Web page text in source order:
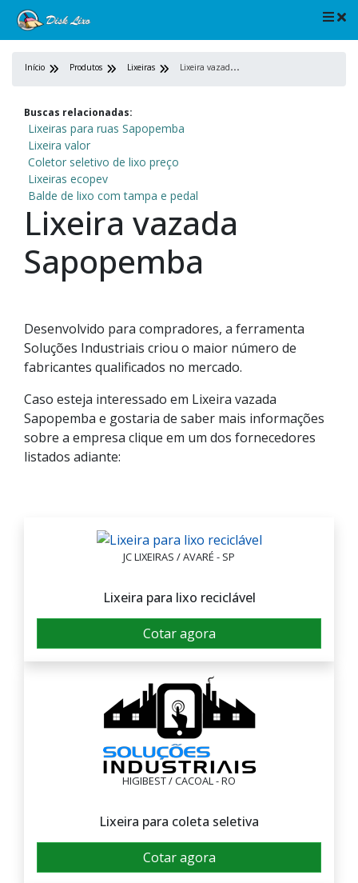
Início Produtos Lixeiras L
ixeira vazada Sapopemba
Buscas relacionadas:
Lixeiras para ruas Sapopemba
Lixeira valor
Coletor seletivo de lixo preço
Lixeiras ecopev
Balde de lixo com tampa e pedal
Lixeira vazada
Sapopemba
Desenvolvido para compradores, a ferramenta
Soluções Industriais criou o maior número de
fabricantes qualificados no mercado.
Caso esteja interessado em Lixeira vazada
Sapopemba e gostaria de saber mais informações
sobre a empresa clique em um dos fornecedores
listados adiante:
JC LIXEIRAS / AVARÉ - SP
Lixeira para lixo reciclável
Cotar agora
HIGIBEST / CACOAL - RO
Lixeira para coleta seletiva
Cotar agora